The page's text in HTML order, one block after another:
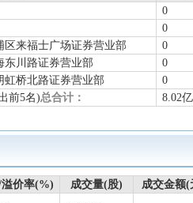
0
0
来福士广场证券营业部
0
东川路证券营业部
0
虹桥北路证券营业部
0
前5名)总合计： 8.02亿
价率(%) 成交量(股) 成交金额(